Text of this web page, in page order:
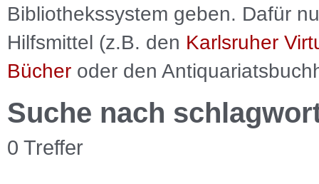
Bibliothekssystem geben. Dafür
Hilfsmittel (z.B. den Karlsruher
Bücher oder den
Suche nach
0 Treffer